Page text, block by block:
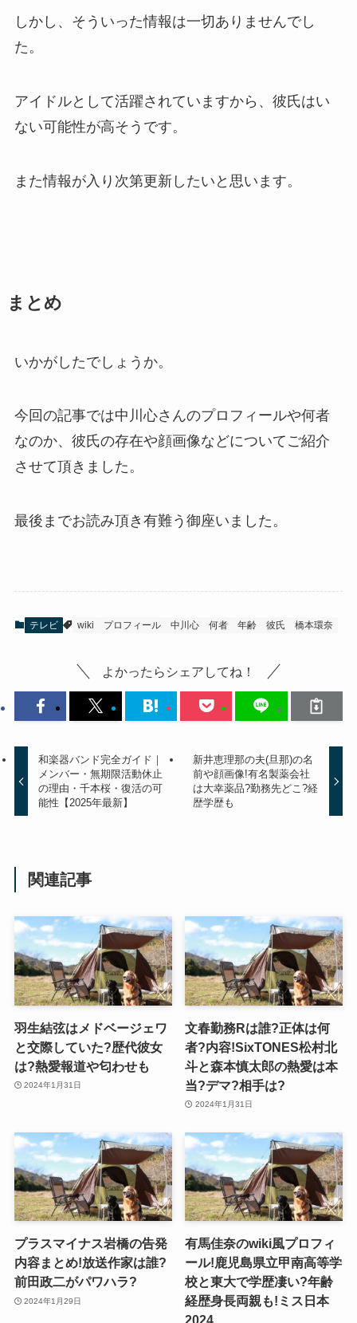
しかし、そういった情報は一切ありませんでし
た。
アイドルとして活躍されていますから、彼氏はい
ない可能性が高そうです。
また情報が入り次第更新したいと思います。
まとめ
いかがしたでしょうか。
今回の記事では中川心さんのプロフィールや何者
なのか、彼氏の存在や顔画像などについてご紹介
させて頂きました。
最後までお読み頂き有難う御座いました。
テレビ wiki プロフィール 中川心 何者 年齢 彼氏 橋本環奈
よかったらシェアしてね！
和楽器バンド完全ガイド｜
メンバー・無期限活動休止
の理由・千本桜・復活の可
能性【2025年最新】
新井恵理那の夫(旦那)の名
前や顔画像!有名製薬会社
は大幸薬品?勤務先どこ?経
歴学歴も
関連記事
羽生結弦はメドベージェワ
と交際していた?歴代彼女
は?熱愛報道や匂わせも
2024年1月31日
文春勤務Rは誰?正体は何
者?内容!SixTONES松村北
斗と森本慎太郎の熱愛は本
当?デマ?相手は?
2024年1月31日
プラスマイナス岩橋の告発
内容まとめ!放送作家は誰?
前田政二がパワハラ?
2024年1月29日
有馬佳奈のwiki風プロフィ
ール!鹿児島県立甲南高等学
校と東大で学歴凄い?年齢
経歴身長両親も!ミス日本
2024